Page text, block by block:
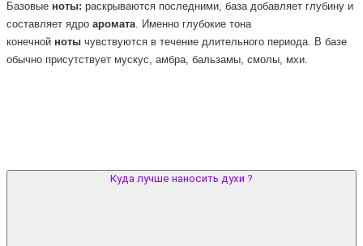
Базовые ноты: раскрываются последними, база добавляет глубину и
составляет ядро аромата. Именно глубокие тона
конечной ноты чувствуются в течение длительного периода. В базе
обычно присутствует мускус, амбра, бальзамы, смолы, мхи.
Куда лучше наносить духи ?